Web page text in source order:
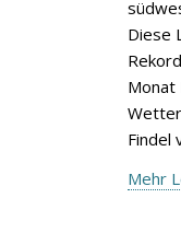
Diese
Monat
Findel
Mehr